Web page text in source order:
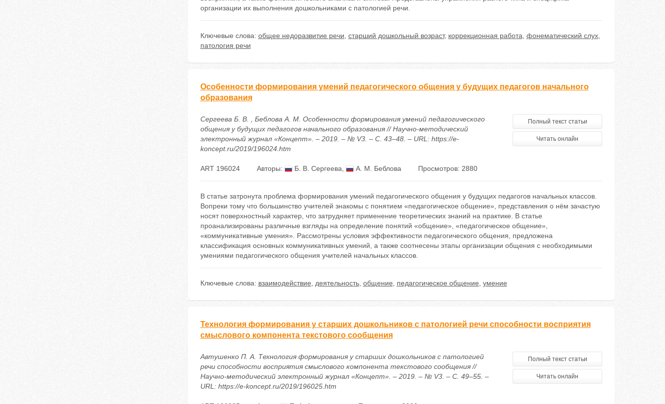
организации их выполнения дошкольниками с патологией речи.
Ключевые слова: общее недоразвитие речи старший дошкольный возраст, коррекционная работа фонематический слух,
патология речи
Особенности формирования умений педагогического общения у будущих педагогов начального
образования
Сергеева Б. В. , Беблова А. М. Особенности формирования умений педагогического
общения у будущих педагогов начального образования // Научно-методический
электронный журнал «Концепт». – 2019. – № V3. – С. 43–48. – URL: https://e-
koncept.ru/2019/196024.htm
Полный текст статьи
Читать онлайн
ART 196024 Авторы: Б. В. Сергеева А. М. Беблова Просмотров: 2880
В статье затронута проблема формирования умений педагогического общения у будущих педагогов начальных классов.
Вопреки тому что большинство учителей знакомы с понятием «педагогическое общение», представления о нём зачастую
носят поверхностный характер, что затрудняет применение теоретических знаний на практике. В статье
проанализированы различные взгляды на определение понятий «общение», «педагогическое общение»,
«коммуникативные умения». Рассмотрены условия эффективности педагогического общения, предложена
классификация основных коммуникативных умений, а также соотнесены этапы организации общения с необходимыми
умениями педагогического общения учителей начальных классов.
Ключевые слова: взаимодействие деятельность, общение педагогическое общение умение
Технология формирования у старших дошкольников с патологией речи способности восприятия
смыслового компонента текстового сообщения
Автушенко П. А. Технология формирования у старших дошкольников с патологией
речи способности восприятия смыслового компонента текстового сообщения //
Научно-методический электронный журнал «Концепт». – 2019. – № V3. – С. 49–55. –
URL: https://e-koncept.ru/2019/196025.htm
Полный текст статьи
Читать онлайн